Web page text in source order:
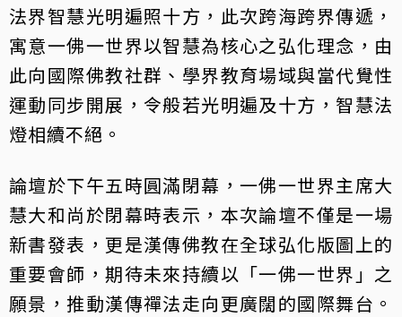
法界智慧光明遍照十方，此次跨海跨界傳遞，
寓意一佛一世界以智慧為核心之弘化理念，由
此向國際佛教社群、學界教育場域與當代覺性
運動同步開展，令般若光明遍及十方，智慧法
燈相續不絕。
論壇於下午五時圓滿閉幕，一佛一世界主席大
慧大和尚於閉幕時表示，本次論壇不僅是一場
新書發表，更是漢傳佛教在全球弘化版圖上的
重要會師，期待未來持續以「一佛一世界」之
願景，推動漢傳禪法走向更廣闊的國際舞台。